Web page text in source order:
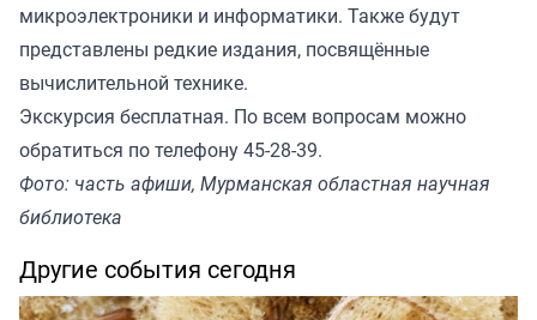
микроэлектроники и информатики. Также будут
представлены редкие издания, посвящённые
вычислительной технике.
Экскурсия бесплатная. По всем вопросам можно
обратиться по телефону 45-28-39.
Фото: часть афиши, Мурманская областная научная
библиотека
Другие события сегодня